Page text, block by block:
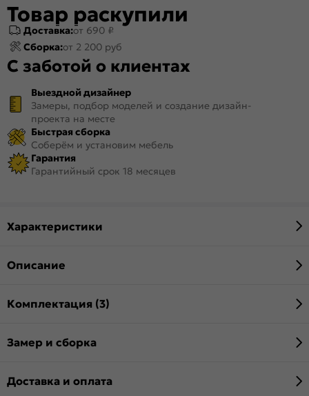
Товар раскупили
Доставка:от 690 ₽
Сборка:от 2 200 руб
С заботой о клиентах
Выездной дизайнер
Замеры, подбор моделей и создание дизайн-
проекта на месте
Быстрая сборка
Соберём и установим мебель
Гарантия
Гарантийный срок 18 месяцев
Характеристики
Описание
Комплектация (3)
Замер и сборка
Доставка и оплата